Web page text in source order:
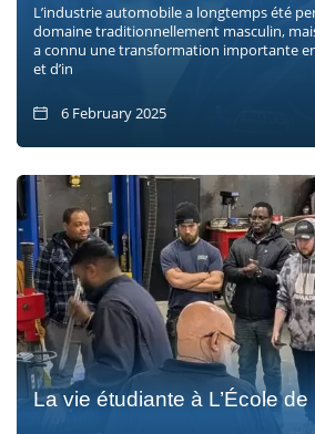
L’industrie automobile a longtemps été
domaine traditionnellement masculin,
a connu une transformation importante
et d’in
6 February 2025
La vie étudiante à L’École de